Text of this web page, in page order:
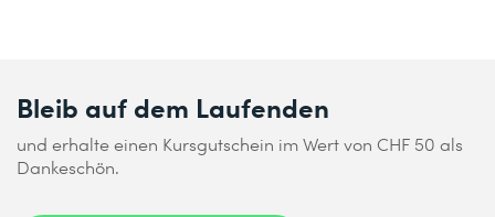
Bleib auf dem Laufenden
und erhalte einen Kursgutschein im Wert von CHF 50 als
Dankeschön.